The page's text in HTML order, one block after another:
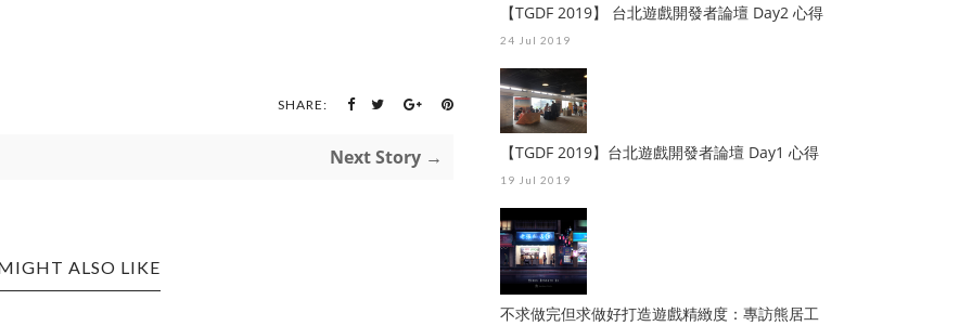
SHARE:
Next Story →
ALSO LIKE
【TGDF 2019】 台北遊戲開發者論壇 Day2 心得
24 Jul 2019
【TGDF 2019】台北遊戲開發者論壇 Day1 心得
19 Jul 2019
不求做完但求做好打造遊戲精緻度：專訪熊居工